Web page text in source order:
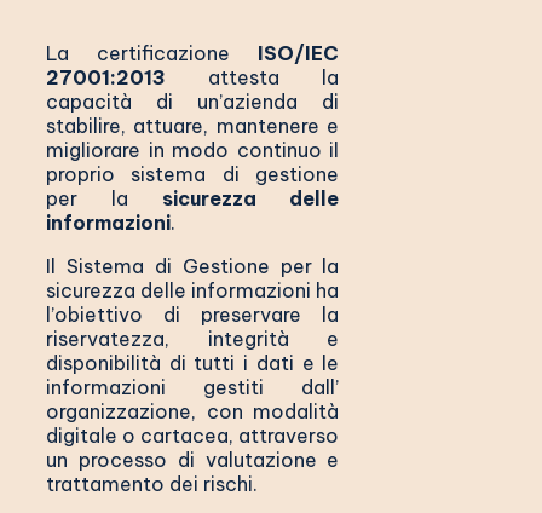
La certificazione ISO/IEC
27001:2013 attesta la
capacità di un’azienda di
stabilire, attuare, mantenere e
migliorare in modo continuo il
proprio sistema di gestione
per la sicurezza delle
informazioni.
Il Sistema di Gestione per la
sicurezza delle informazioni ha
l’obiettivo di preservare la
riservatezza, integrità e
disponibilità di tutti i dati e le
informazioni gestiti dall’
organizzazione, con modalità
digitale o cartacea, attraverso
un processo di valutazione e
trattamento dei rischi.